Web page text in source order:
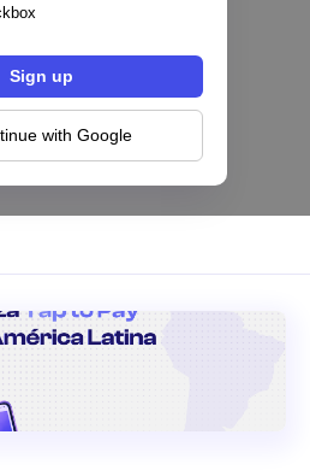
with Google
TOHKN lanza plataforma
en acciones de EE.